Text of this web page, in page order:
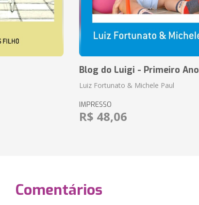
Blog do Luigi - Primeiro Ano
Luiz Fortunato & Michele Paul
IMPRESSO
R$ 48,06
Comentários